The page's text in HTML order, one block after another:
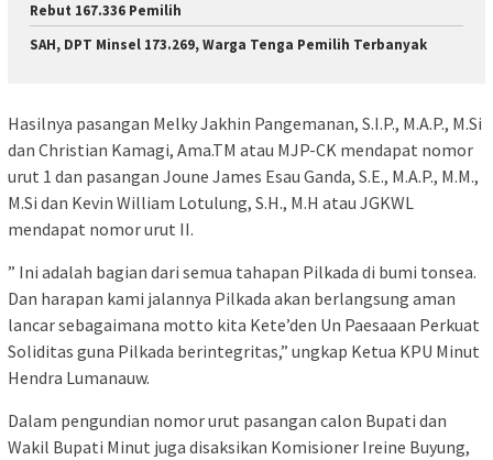
Rebut 167.336 Pemilih
SAH, DPT Minsel 173.269, Warga Tenga Pemilih Terbanyak
Hasilnya pasangan Melky Jakhin Pangemanan, S.I.P., M.A.P., M.Si
dan Christian Kamagi, Ama.TM atau MJP-CK mendapat nomor
urut 1 dan pasangan Joune James Esau Ganda, S.E., M.A.P., M.M.,
M.Si dan Kevin William Lotulung, S.H., M.H atau JGKWL
mendapat nomor urut II.
” Ini adalah bagian dari semua tahapan Pilkada di bumi tonsea.
Dan harapan kami jalannya Pilkada akan berlangsung aman
lancar sebagaimana motto kita Kete’den Un Paesaaan Perkuat
Soliditas guna Pilkada berintegritas,” ungkap Ketua KPU Minut
Hendra Lumanauw.
Dalam pengundian nomor urut pasangan calon Bupati dan
Wakil Bupati Minut juga disaksikan Komisioner Ireine Buyung,